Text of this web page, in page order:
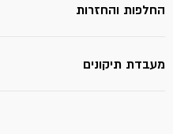
החלפות והחזרות
מעבדת תיקונים